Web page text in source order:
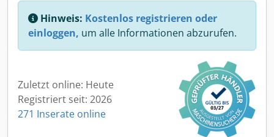
Hinweis: Kostenlos registrieren oder
einloggen, um alle Informationen abzurufen.
Zuletzt online: Heute
Registriert seit: 2026
271 Inserate online